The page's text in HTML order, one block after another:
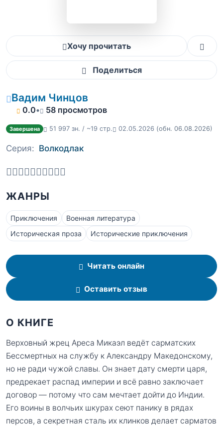
Хочу прочитать
Поделиться
Вадим Чинцов
0.0• 58 просмотров
Завершена 51 997 зн. / ~19 стр. 02.05.2026 (обн. 06.08.2026)
Серия: Волкодлак
ЖАНРЫ
Приключения
Военная литература
Историческая проза
Исторические приключения
Читать онлайн
Оставить отзыв
О КНИГЕ
Верховный жрец Ареса Микаэл ведёт сарматских
Бессмертных на службу к Александру Македонскому,
но не ради чужой славы. Он знает дату смерти царя,
предрекает распад империи и всё равно заключает
договор — потому что сам мечтает дойти до Индии.
Его воины в волчьих шкурах сеют панику в рядах
персов, а секретная сталь их клинков делает сарматов